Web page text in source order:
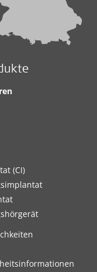
(CI)